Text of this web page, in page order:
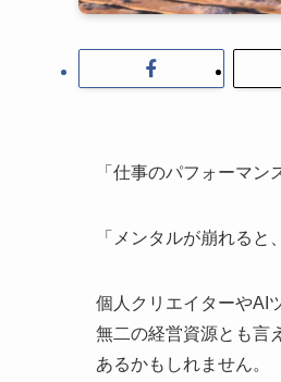
「仕事のパフォーマン
「メンタルが崩れると
個人クリエイターやAI
無二の経営資源とも言
あるかもしれません。